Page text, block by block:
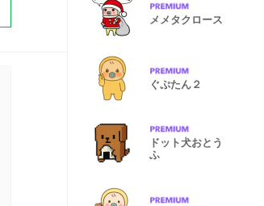
メメタクロース
ぐぷたん２
ドット犬おとう
ふ